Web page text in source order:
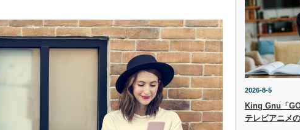
2026-8-5
King Gnu「
テレビアニメ